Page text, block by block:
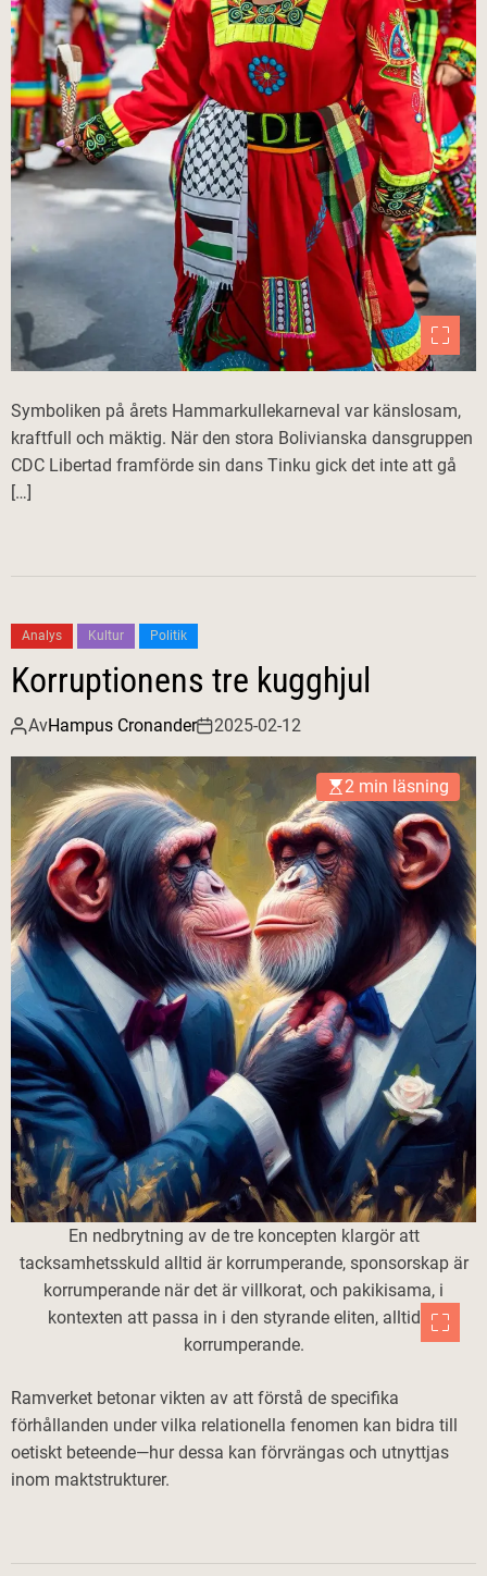
Symboliken på årets Hammarkullekarneval var känslosam,
kraftfull och mäktig. När den stora Bolivianska dansgruppen
CDC Libertad framförde sin dans Tinku gick det inte att gå
[…]
Analys Kultur Politik
Korruptionens tre kugghjul
AvHampus Cronander 2025-02-12
En nedbrytning av de tre koncepten klargör att
tacksamhetsskuld alltid är korrumperande, sponsorskap är
korrumperande när det är villkorat, och pakikisama, i
kontexten att passa in i den styrande eliten, alltid är
korrumperande.
2 min läsning
Ramverket betonar vikten av att förstå de specifika
förhållanden under vilka relationella fenomen kan bidra till
oetiskt beteende—hur dessa kan förvrängas och utnyttjas
inom maktstrukturer.